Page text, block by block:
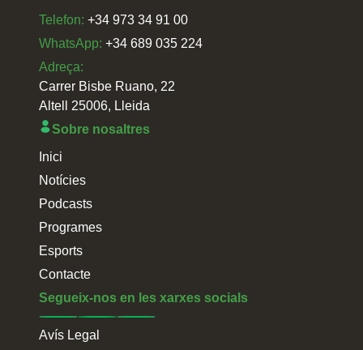
Telefon: +34 973 34 91 00
WhatsApp: +34 689 035 224
Adreça:
Carrer Bisbe Ruano, 22
Altell 25006, Lleida
Sobre nosaltres
Inici
Notícies
Podcasts
Programes
Esports
Contacte
Segueix-nos en les xarxes socials
Avís Legal